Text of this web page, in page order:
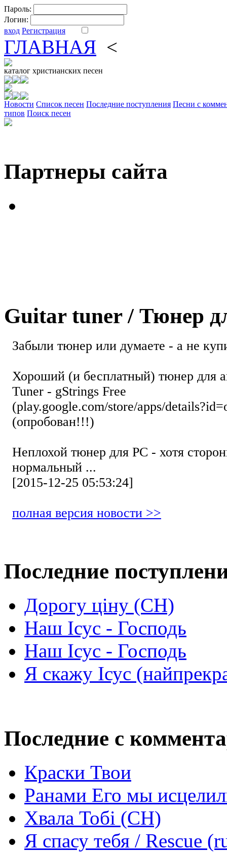
Пароль:
Логин:
вход Регистрация
ГЛАВНАЯ <
каталог христианских песен
Новости Cписок песен Последние поступления Песни с
типов Поиск песен
Партнеры сайта
Guitar tuner / Тюнер
Забыли тюнер или думаете - а не
Хороший (и бесплатный) тюнер для
Tuner - gStrings Free
(play.google.com/store/apps/
(опробован!!!)
Неплохой тюнер для РС - хотя
нормальный ...
[2015-12-25 05:53:24]
полная версия новости >>
Последние
Дорогу ціну (СН)
Наш Ісус - Господь
Наш Ісус - Господь
Я скажу Ісус
Последние с
Краски Твои
Ранами Его мы
Хвала Тобі (СН)
Я спасу тебя / Rescue